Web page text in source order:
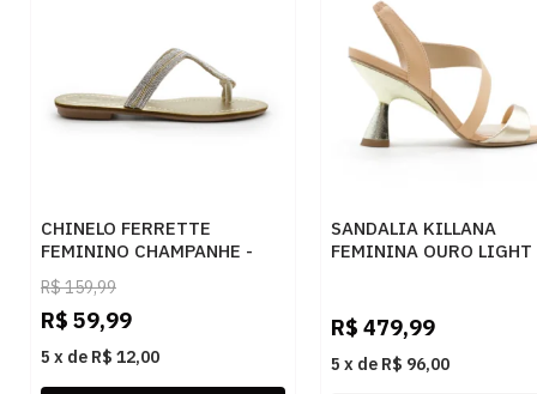
CHINELO FERRETTE
FEMININO CHAMPANHE -
283725
R$159,99
R$ 59,99
5 x de R$ 12,00
SANDALIA KILLANA
FEMININA OURO LIGHT
R$ 479,99
5 x de R$ 96,00